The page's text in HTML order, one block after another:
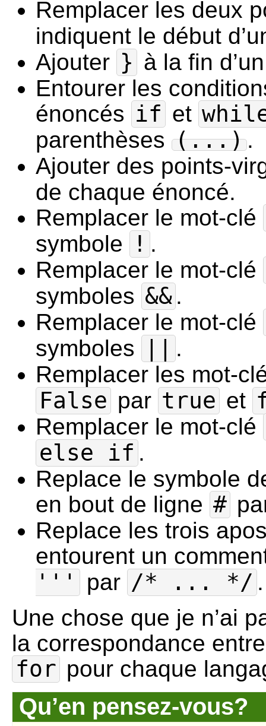
Remplacer les deux
indiquent le début
Ajouter } à la fin
Entourer les
énoncés if et
parenthèses (...) .
Ajouter des points-
de chaque énoncé.
Remplacer le mot-clé
symbole
! .
Remplacer le mot-clé
symboles && .
Remplacer le mot-clé
symboles
.
Remplacer les mot-
False par true et
Remplacer le mot-clé
else if .
Replace le symbole
en bout de ligne #
Replace les trois
entourent un
''' par /* ... */ .
Une chose que je n’ai
la correspondance
for pour chaque
Qu’en pensez-vous?